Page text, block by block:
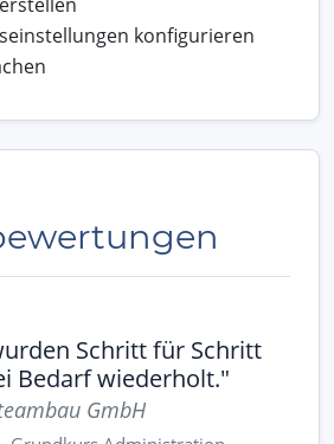
konfigurieren
Schritt für Schritt
Bedarf wiederholt."
GmbH